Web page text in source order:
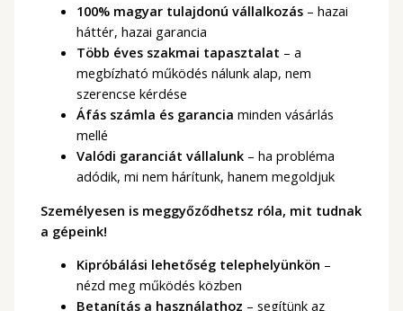
100% magyar tulajdonú vállalkozás – hazai
háttér, hazai garancia
Több éves szakmai tapasztalat – a
megbízható működés nálunk alap, nem
szerencse kérdése
Áfás számla és garancia minden vásárlás
mellé
Valódi garanciát vállalunk – ha probléma
adódik, mi nem hárítunk, hanem megoldjuk
Személyesen is meggyőződhetsz róla, mit tudnak
a gépeink!
Kipróbálási lehetőség telephelyünkön –
nézd meg működés közben
Betanítás a használathoz – segítünk az